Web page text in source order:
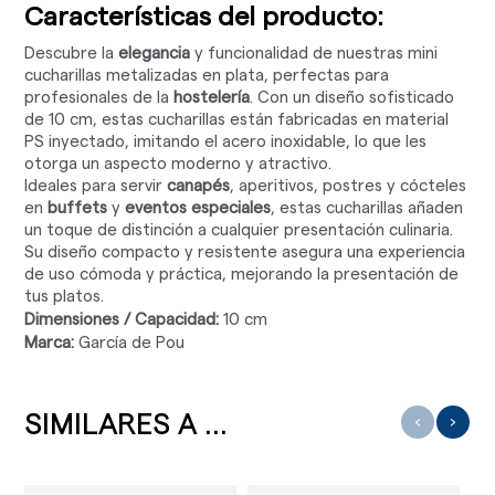
Características del producto:
Descubre laelegancia y funcionalidad de nuestras mini
cucharillas metalizadas en plata, perfectas para
profesionales de la hostelería. Con un diseño sofisticado
de 10 cm, estas cucharillas están fabricadas en material
PS inyectado, imitando el acero inoxidable, lo que les
otorga un aspecto moderno y atractivo.
Ideales para servircanapés, aperitivos, postres y cócteles
en buffets yeventos especiales, estas cucharillas añaden
un toque de distinción a cualquier presentación culinaria.
Su diseño compacto y resistente asegura una experiencia
de uso cómoda y práctica, mejorando la presentación de
tus platos.
Dimensiones / Capacidad: 10 cm
Marca: García de Pou
SIMILARES A ... ‹ ›